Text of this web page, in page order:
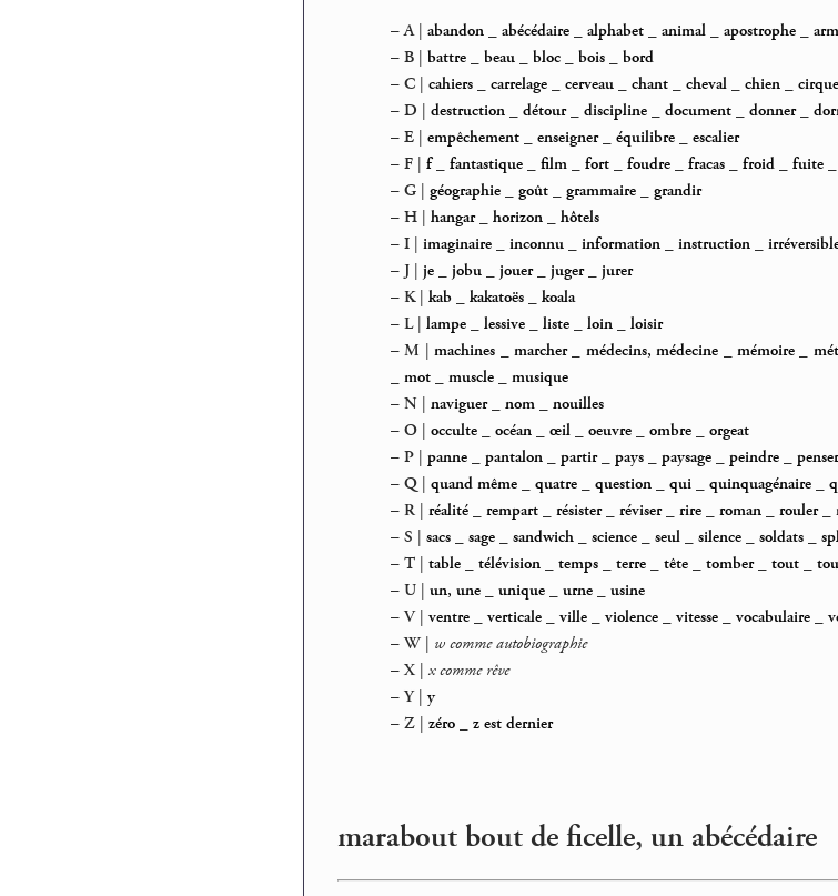
– A| abandon abécédaire alphabet animal apostrophe
– B battre beau bloc bois
bord
– C cahiers carrelage cerveau chant cheval chien cirque
– D destruction détour_ discipline document donner_
– E empêchement enseigner_ équilibre
escalier
– F f_ fantastique film fort foudre fracas froid fuite
– G géographie goût grammaire
grandir
– H hangar_ horizon
hôtels
– I imaginaire inconnu information instruction
– J je jobu jouer_ juger_ jurer
– K| kab kakatoës
koala
– L| lampe lessive liste loin
loisir
– M |machines marcher_ médecins, médecine mémoire
mot muscle
musique
– N naviguer_ nom
nouilles
– O occulte océan œil oeuvre ombre
orgeat
– P panne pantalon partir_ pays paysage peindre penser
– Q quand même quatre question qui quinquagénaire
– R réalité rempart résister_ réviser_ rire roman rouler_
– S sacs sage sandwich science seul silence soldats
– T table télévision temps terre tête tomber_ tout
– U un, une unique urne
usine
– V| ventre verticale ville violence vitesse vocabulaire
– W
w comme autobiographie
– X
x comme rêve
– Y| y
– Z zéro z est dernier
marabout bout de ficelle, un abécédaire